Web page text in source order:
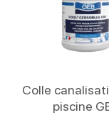
Colle
piscine